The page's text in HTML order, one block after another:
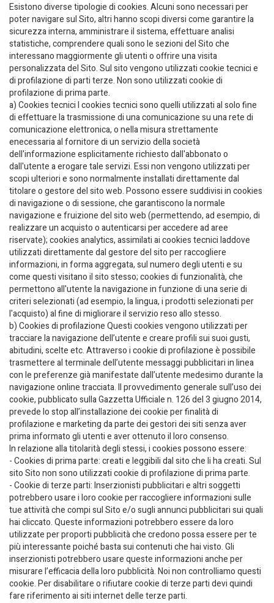
Esistono diverse tipologie di cookies. Alcuni sono necessari per
poter navigare sul Sito, altri hanno scopi diversi come garantire la
sicurezza interna, amministrare il sistema, effettuare analisi
statistiche, comprendere quali sono le sezioni del Sito che
interessano maggiormente gli utenti o offrire una visita
personalizzata del Sito. Sul sito vengono utilizzati cookie tecnici e
di profilazione di parti terze. Non sono utilizzati cookie di
profilazione di prima parte.
a) Cookies tecnici I cookies tecnici sono quelli utilizzati al solo fine
di effettuare la trasmissione di una comunicazione su una rete di
comunicazione elettronica, o nella misura strettamente
enecessaria al fornitore di un servizio della società
dell'informazione esplicitamente richiesto dall'abbonato o
dall'utente a erogare tale servizi. Essi non vengono utilizzati per
scopi ulteriori e sono normalmente installati direttamente dal
titolare o gestore del sito web. Possono essere suddivisi in cookies
di navigazione o di sessione, che garantiscono la normale
navigazione e fruizione del sito web (permettendo, ad esempio, di
realizzare un acquisto o autenticarsi per accedere ad aree
riservate); cookies analytics, assimilati ai cookies tecnici laddove
utilizzati direttamente dal gestore del sito per raccogliere
informazioni, in forma aggregata, sul numero degli utenti e su
come questi visitano il sito stesso; cookies di funzionalità, che
permettono all'utente la navigazione in funzione di una serie di
criteri selezionati (ad esempio, la lingua, i prodotti selezionati per
l'acquisto) al fine di migliorare il servizio reso allo stesso.
b) Cookies di profilazione Questi cookies vengono utilizzati per
tracciare la navigazione dell’utente e creare profili sui suoi gusti,
abitudini, scelte etc. Attraverso i cookie di profilazione è possibile
trasmettere al terminale dell’utente messaggi pubblicitari in linea
con le preferenze già manifestate dall’utente medesimo durante la
navigazione online tracciata. Il provvedimento generale sull’uso dei
cookie, pubblicato sulla Gazzetta Ufficiale n. 126 del 3 giugno 2014,
prevede lo stop all’installazione dei cookie per finalità di
profilazione e marketing da parte dei gestori dei siti senza aver
prima informato gli utenti e aver ottenuto il loro consenso.
In relazione alla titolarità degli stessi, i cookies possono essere:
- Cookies di prima parte: creati e leggibili dal sito che li ha creati. Sul
sito Sito non sono utilizzati cookie di profilazione di prima parte.
- Cookie di terze parti: Inserzionisti pubblicitari e altri soggetti
potrebbero usare i loro cookie per raccogliere informazioni sulle
tue attività che compi sul Sito e/o sugli annunci pubblicitari sui quali
hai cliccato. Queste informazioni potrebbero essere da loro
utilizzate per proporti pubblicità che credono possa essere per te
più interessante poiché basta sui contenuti che hai visto. Gli
inserzionisti potrebbero usare queste informazioni anche per
misurare l’efficacia della loro pubblicità. Noi non controlliamo questi
cookie. Per disabilitare o rifiutare cookie di terze parti devi quindi
fare riferimento ai siti internet delle terze parti.